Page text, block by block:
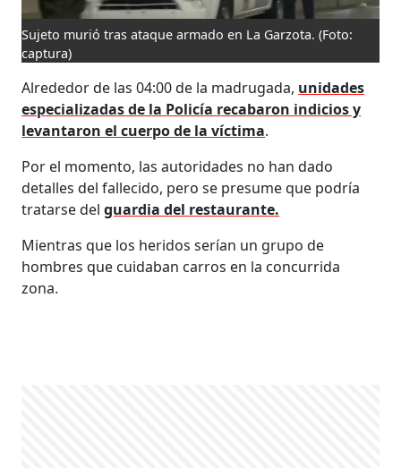
Sujeto murió tras ataque armado en La Garzota. (Foto:
captura)
Alrededor de las 04:00 de la madrugada, unidades
especializadas de la Policía recabaron indicios y
levantaron el cuerpo de la víctima.
Por el momento, las autoridades no han dado
detalles del fallecido, pero se presume que podría
tratarse delguardia del restaurante.
Mientras que los heridos serían un grupo de
hombres que cuidaban carros en la concurrida
zona.